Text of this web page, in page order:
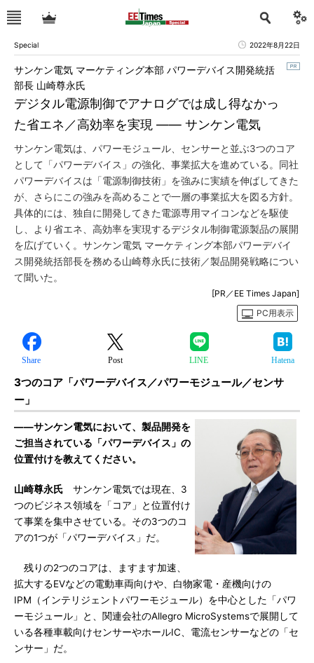
Special 2022年8月22日
デジタル電源制御でアナログでは成し得なかっ
た省エネ／高効率を実現 ―― サンケン電気
サンケン電気 マーケティング本部 パワーデバイス開発統括
部長 山崎尊永氏
サンケン電気は、パワーモジュール、センサーと並ぶ3つのコア
として「パワーデバイス」の強化、事業拡大を進めている。同社
パワーデバイスは「電源制御技術」を強みに実績を伸ばしてきた
が、さらにこの強みを高めることで一層の事業拡大を図る方針。
具体的には、独自に開発してきた電源専用マイコンなどを駆使
し、より省エネ、高効率を実現するデジタル制御電源製品の展開
を広げていく。サンケン電気 マーケティング本部パワーデバイ
ス開発統括部長を務める山崎尊永氏に技術／製品開発戦略につい
て聞いた。
[PR／EE Times Japan]
PC用表示
Share Post LINE Hatena
3つのコア「パワーデバイス／パワーモジュール／センサ
ー」
――サンケン電気において、製品開発を
ご担当されている「パワーデバイス」の
位置付けを教えてください。
山崎尊永氏 サンケン電気では現在、3
つのビジネス領域を「コア」と位置付け
て事業を集中させている。その3つのコ
アの1つが「パワーデバイス」だ。
残りの2つのコアは、ますます加速、
拡大するEVなどの電動車両向けや、白物家電・産機向けの
IPM（インテリジェントパワーモジュール）を中心とした「パワ
ーモジュール」と、関連会社のAllegro MicroSystemsで展開して
いる各種車載向けセンサーやホールIC、電流センサーなどの「セ
ンサー」だ。